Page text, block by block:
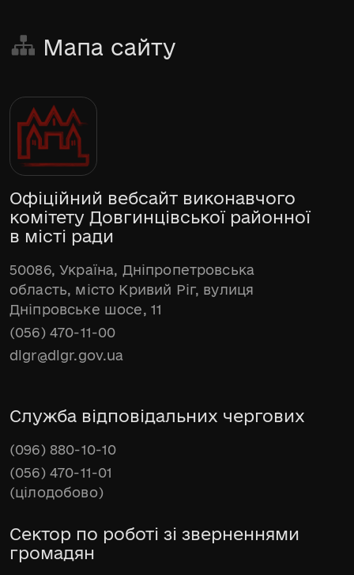
Мапа сайту
Офіційний вебсайт виконавчого
комітету Довгинцівської районної
в місті ради
50086, Україна, Дніпропетровська
область, місто Кривий Ріг, вулиця
Дніпровське шосе, 11
(056) 470-11-00
dlgr@dlgr.gov.ua
Служба відповідальних чергових
(096) 880-10-10
(056) 470-11-01
(цілодобово)
Сектор по роботі зі зверненнями
громадян